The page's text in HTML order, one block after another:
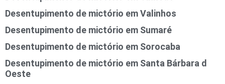
Desentupimento de mictório em Valinhos
Desentupimento de mictório em Sumaré
Desentupimento de mictório em Sorocaba
Desentupimento de mictório em Santa Bárbara d
Oeste